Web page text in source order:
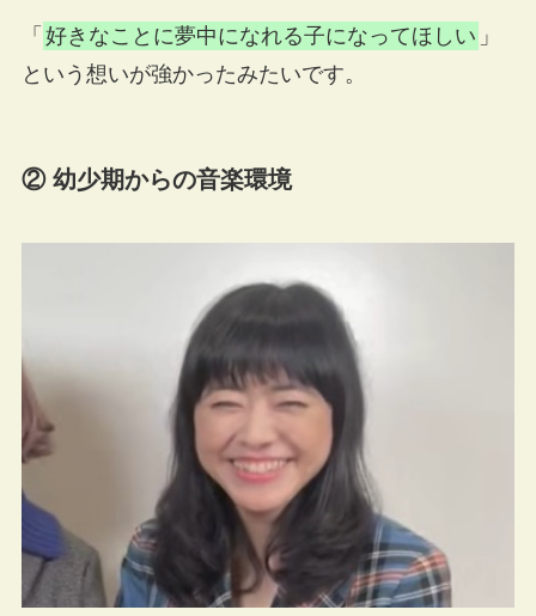
「 好きなことに夢中になれる子になってほしい 」
という想いが強かったみたいです。
② 幼少期からの音楽環境